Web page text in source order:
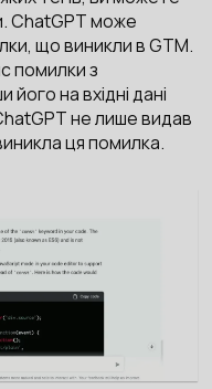
ChatGPT може
що виникли в GTM.
помилки з
на вхідні дані
не лише видав
ця помилка.